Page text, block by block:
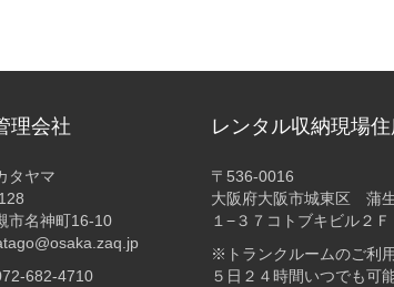
理会社
タヤマ
市名神町16-10
682-4710
レンタル収納現場
〒536-0016
大阪府大阪市城東区 蒲
１−３７コトブキビル２Ｆ
※トランクルームのご利
５日２４時間いつでも可